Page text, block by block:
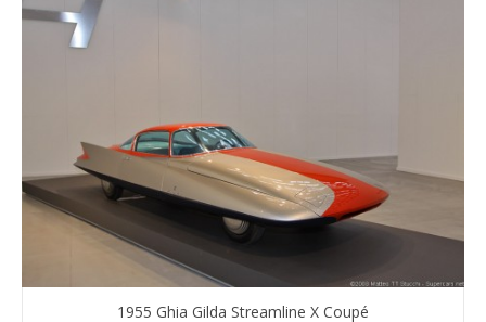
1955 Ghia Gilda Streamline X Coupé